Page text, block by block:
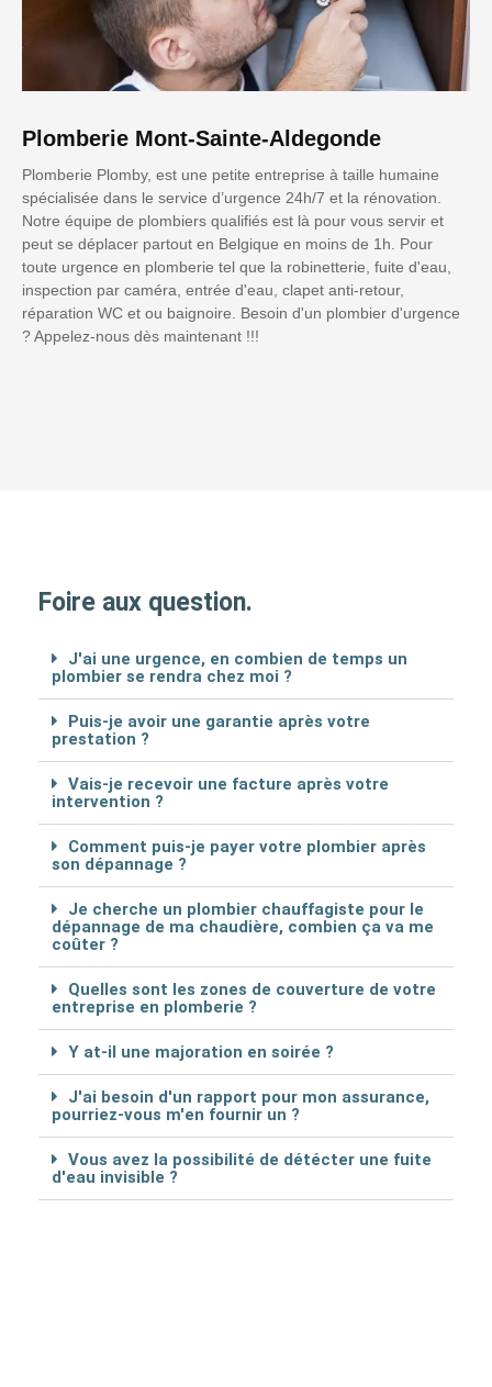
Plomberie Mont-Sainte-Aldegonde
Plomberie Plomby, est une petite entreprise à taille humaine
spécialisée dans le service d’urgence 24h/7 et la rénovation.
Notre équipe de plombiers qualifiés est là pour vous servir et
peut se déplacer partout en Belgique en moins de 1h. Pour
toute urgence en plomberie tel que la robinetterie, fuite d'eau,
inspection par caméra, entrée d'eau, clapet anti-retour,
réparation WC et ou baignoire. Besoin d'un plombier d'urgence
? Appelez-nous dès maintenant !!!
Foire aux question.
J'ai une urgence, en combien de temps un
plombier se rendra chez moi ?
Puis-je avoir une garantie après votre
prestation ?
Vais-je recevoir une facture après votre
intervention ?
Comment puis-je payer votre plombier après
son dépannage ?
Je cherche un plombier chauffagiste pour le
dépannage de ma chaudière, combien ça va me
coûter ?
Quelles sont les zones de couverture de votre
entreprise en plomberie ?
Y at-il une majoration en soirée ?
J'ai besoin d'un rapport pour mon assurance,
pourriez-vous m'en fournir un ?
Vous avez la possibilité de détécter une fuite
d'eau invisible ?